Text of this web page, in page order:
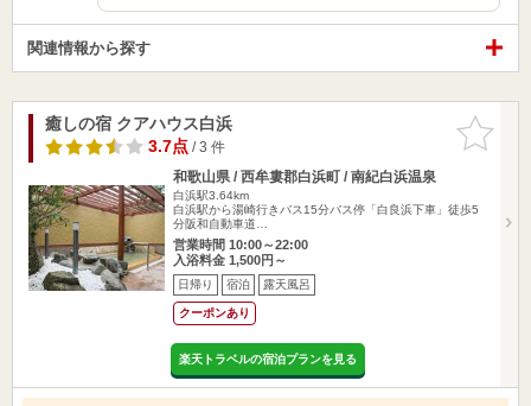
関連情報から探す
お気に入
りに追加
癒しの宿 クアハウス白浜
3.7点/ 3 件
和歌山県 / 西牟婁郡白浜町 / 南紀白浜温泉
白浜駅3.64km
白浜駅から湯崎行きバス15分バス停「白良浜下車」徒歩5
分阪和自動車道…
営業時間 10:00～22:00
入浴料金 1,500円～
日帰り 宿泊 露天風呂
クーポンあり
楽天トラベルの宿泊プランを見る